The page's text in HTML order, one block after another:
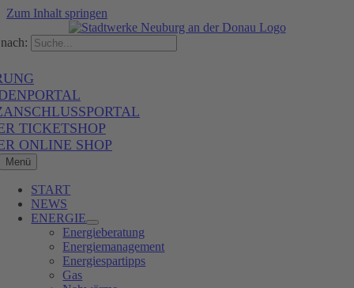
Zum Inhalt springen
TICKETSHOP
ONLINE SHOP
Menü
START
NEWS
ENERGIE
Energieberatung
Energiemanagement
Energiespartipps
Gas